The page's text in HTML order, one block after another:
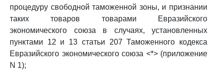
процедуру свободной таможенной зоны, и признании
таких товаров товарами Евразийского
экономического союза в случаях, установленных
пунктами 12 и 13 статьи 207 Таможенного кодекса
Евразийского экономического союза <*> (приложение
N 1);